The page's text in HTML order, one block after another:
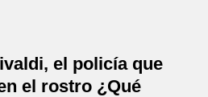
el policía que
el rostro ¿Qué